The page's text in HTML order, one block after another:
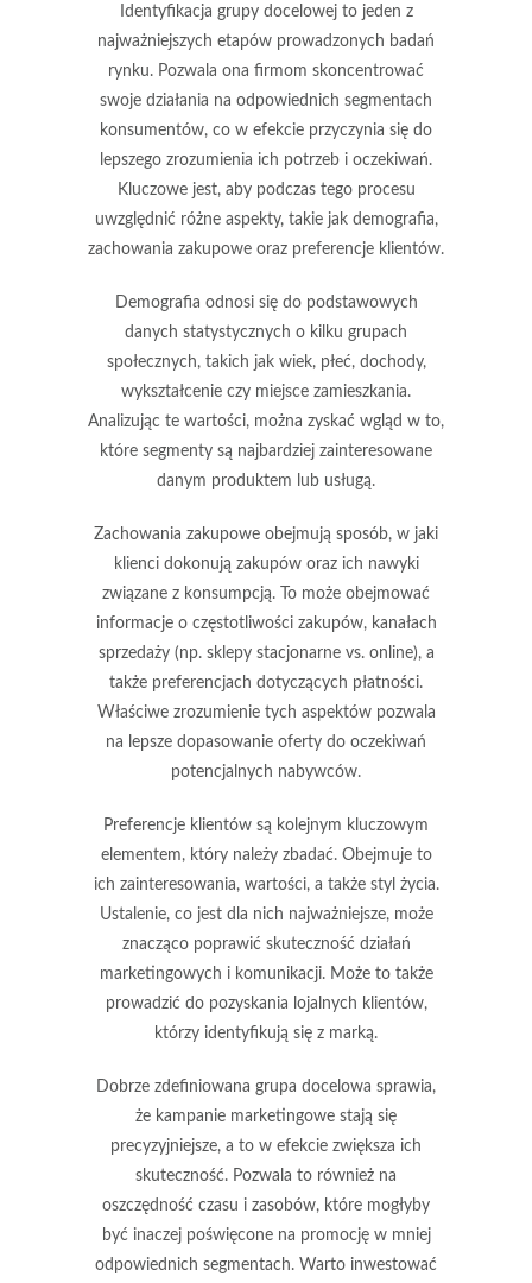
Identyfikacja grupy docelowej to jeden z
najważniejszych etapów prowadzonych badań
rynku. Pozwala ona firmom skoncentrować
swoje działania na odpowiednich segmentach
konsumentów, co w efekcie przyczynia się do
lepszego zrozumienia ich potrzeb i oczekiwań.
Kluczowe jest, aby podczas tego procesu
uwzględnić różne aspekty, takie jak demografia,
zachowania zakupowe oraz preferencje klientów.
Demografia odnosi się do podstawowych
danych statystycznych o kilku grupach
społecznych, takich jak wiek, płeć, dochody,
wykształcenie czy miejsce zamieszkania.
Analizując te wartości, można zyskać wgląd w to,
które segmenty są najbardziej zainteresowane
danym produktem lub usługą.
Zachowania zakupowe obejmują sposób, w jaki
klienci dokonują zakupów oraz ich nawyki
związane z konsumpcją. To może obejmować
informacje o częstotliwości zakupów, kanałach
sprzedaży (np. sklepy stacjonarne vs. online), a
także preferencjach dotyczących płatności.
Właściwe zrozumienie tych aspektów pozwala
na lepsze dopasowanie oferty do oczekiwań
potencjalnych nabywców.
Preferencje klientów są kolejnym kluczowym
elementem, który należy zbadać. Obejmuje to
ich zainteresowania, wartości, a także styl życia.
Ustalenie, co jest dla nich najważniejsze, może
znacząco poprawić skuteczność działań
marketingowych i komunikacji. Może to także
prowadzić do pozyskania lojalnych klientów,
którzy identyfikują się z marką.
Dobrze zdefiniowana grupa docelowa sprawia,
że kampanie marketingowe stają się
precyzyjniejsze, a to w efekcie zwiększa ich
skuteczność. Pozwala to również na
oszczędność czasu i zasobów, które mogłyby
być inaczej poświęcone na promocję w mniej
odpowiednich segmentach. Warto inwestować